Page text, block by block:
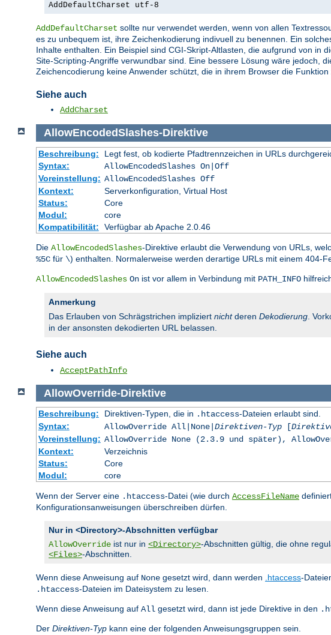
AddDefaultCharset utf-8
AddDefaultCharset sollte nur verwendet werden, wenn von allen
es zu unbequem ist, ihre Zeichenkodierung indivuell zu benennen. Ein
Inhalte enthalten. Ein Beispiel sind CGI-Skript-Altlasten, die aufgrund von in
Site-Scripting-Angriffe verwundbar sind. Eine bessere Lösung wäre jedoch,
Zeichencodierung keine Anwender schützt, die in ihrem Browser die
Siehe auch
AddCharset
AllowEncodedSlashes-Direktive
Beschreibung:
Legt fest, ob kodierte Pfadtrennzeichen in URLs
Syntax:
AllowEncodedSlashes On|Off
Voreinstellung: AllowEncodedSlashes Off
Kontext:
Serverkonfiguration, Virtual Host
Status:
Core
Modul:
core
Kompatibilität:
Verfügbar ab Apache 2.0.46
Die AllowEncodedSlashes-Direktive erlaubt die Verwendung von URLs,
%5C für \) enthalten. Normalerweise werden derartige URLs mit einem 404-
AllowEncodedSlashes On ist vor allem in Verbindung mit PATH_INFO
Anmerkung
Das Erlauben von Schrägstrichen impliziert nichtderen Dekodierung .
in der ansonsten dekodierten URL belassen.
Siehe auch
AcceptPathInfo
AllowOverride-Direktive
Beschreibung: Direktiven-Typen, die in .htaccess-Dateien erlaubt sind.
Syntax:
AllowOverride All|None| Direktiven-Typ[
Voreinstellung: AllowOverride None (2.3.9 und später),
Kontext:
Verzeichnis
Status:
Core
Modul:
core
Wenn der Server eine .htaccess-Datei (wie durch AccessFileName
Konfigurationsanweisungen überschreiben dürfen.
Nur in <Directory>-Abschnitten verfügbar
AllowOverride ist nur in <Directory>-Abschnitten gültig, die ohne
<Files>-Abschnitten.
Wenn diese Anweisung auf None gesetzt wird, dann werden .htaccess-
.htaccess-Dateien im Dateisystem zu lesen.
Wenn diese Anweisung auf All gesetzt wird, dann ist jede Direktive in den
Der Direktiven-Typ kann eine der folgenden Anweisungsgruppen sein.